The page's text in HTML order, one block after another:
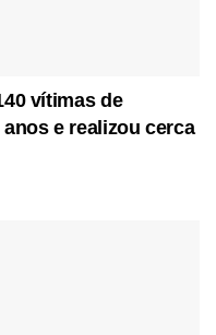
vítimas de
e realizou cerca